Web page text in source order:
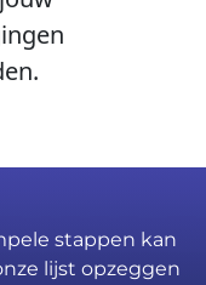
stappen kan
lijst opzeggen